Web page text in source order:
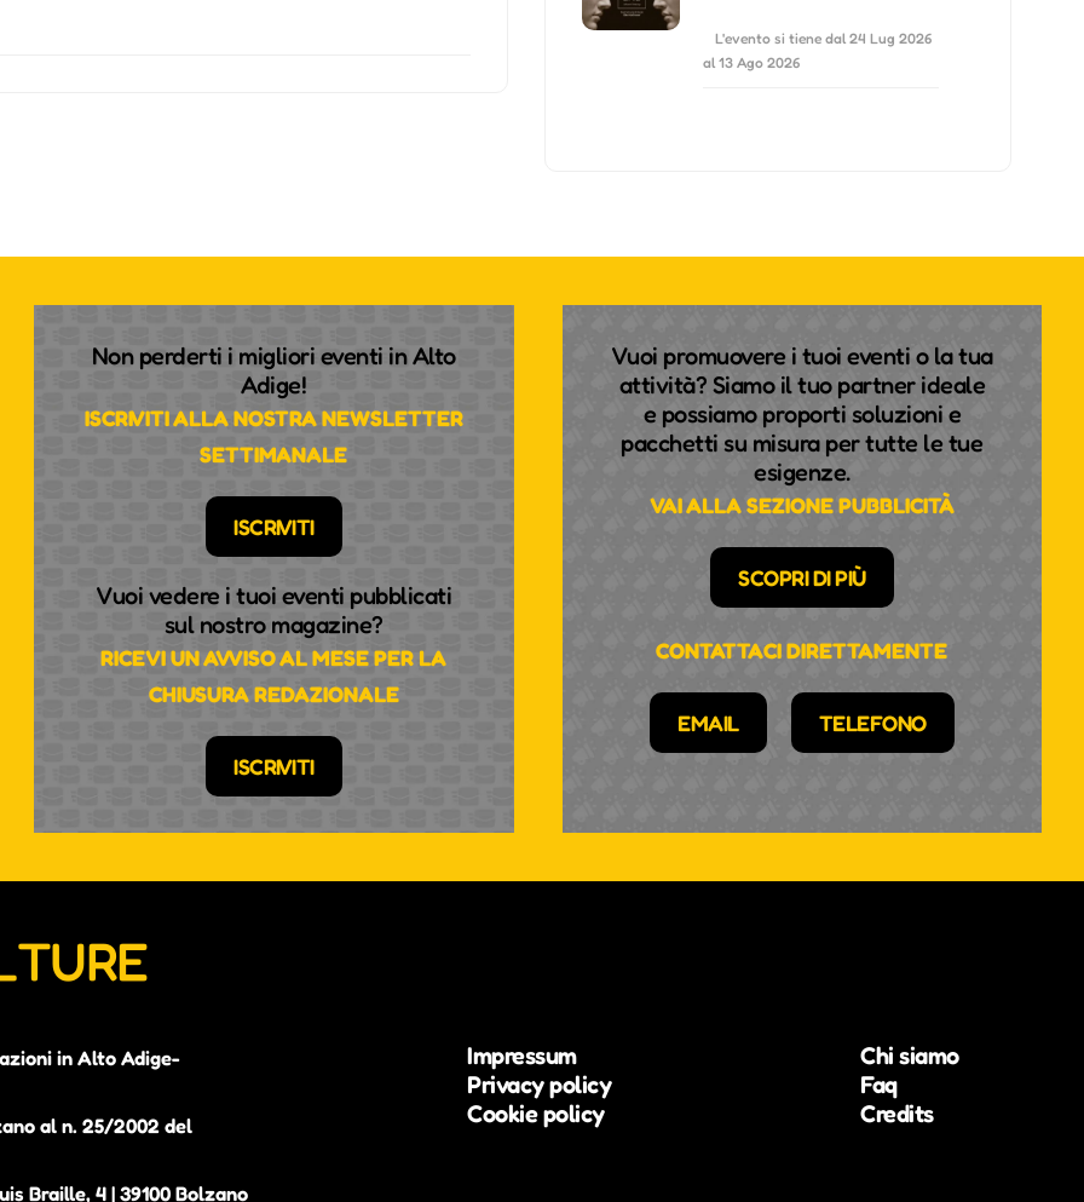
L'evento si tiene dal 24 Lug 2026
al 13 Ago 2026
Non perderti i migliori eventi in Alto
Adige!
ISCRIVITI ALLA NOSTRA NEWSLETTER
SETTIMANALE
ISCRIVITI
Vuoi vedere i tuoi eventi pubblicati
sul nostro magazine?
RICEVI UN AVVISO AL MESE PER LA
CHIUSURA REDAZIONALE
ISCRIVITI
Vuoi promuovere i tuoi eventi o la tua
attività? Siamo il tuo partner ideale
e possiamo proporti soluzioni e
pacchetti su misura per tutte le tue
esigenze.
VAI ALLA SEZIONE PUBBLICITÀ
SCOPRI DI PIÙ
CONTATTACI DIRETTAMENTE
EMAIL TELEFONO
in Alto Adige-
al n. 25/2002 del
Braille, 4 | 39100 Bolzano
Impressum
Privacy policy
Cookie policy
Chi siamo
Faq
Credits